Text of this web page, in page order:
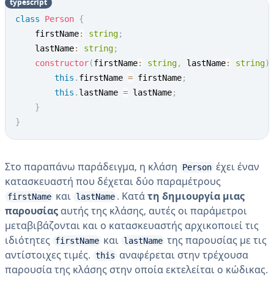
class Person {
    firstName
: string;
    lastName
: string;
constructor(firstName: string, lastName: string)
this . firstName = firstName;
this . lastName = lastName;
}
}
typescript
Στο παραπάνω παράδειγμα, η κλάση Person έχει έναν
κατασκευαστή που δέχεται δύο παραμέτρους
firstName και lastName . Κατάτη δημιουργία μιας
παρουσίας αυτής της κλάσης, αυτές οι παράμετροι
μεταβιβάζονται και ο κατασκευαστής αρχικοποιεί τις
ιδιότητες firstName και lastName της παρουσίας με τις
αντίστοιχες τιμές. this αναφέρεται στην τρέχουσα
παρουσία της κλάσης στην οποία εκτελείται ο κώδικας.